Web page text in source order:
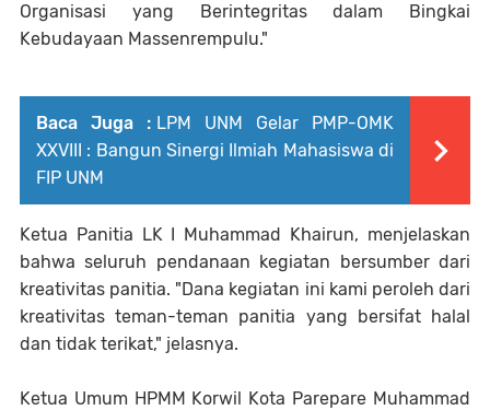
Organisasi yang Berintegritas dalam Bingkai
Kebudayaan Massenrempulu."
Baca Juga : LPM UNM Gelar PMP-OMK
XXVIII : Bangun Sinergi Ilmiah Mahasiswa di
FIP UNM
Ketua Panitia LK I Muhammad Khairun, menjelaskan
bahwa seluruh pendanaan kegiatan bersumber dari
kreativitas panitia. "Dana kegiatan ini kami peroleh dari
kreativitas teman-teman panitia yang bersifat halal
dan tidak terikat," jelasnya.
Ketua Umum HPMM Korwil Kota Parepare Muhammad